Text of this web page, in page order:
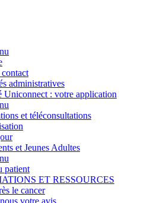
administratives
Uniconnect : votre application
et téléconsultations
et Jeunes Adultes
patient
ET RESSOURCES
le cancer
votre avis